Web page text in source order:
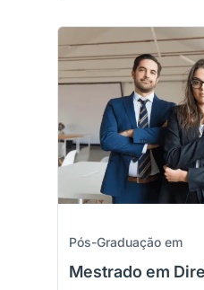
Pós-Graduação em
Mestrado em